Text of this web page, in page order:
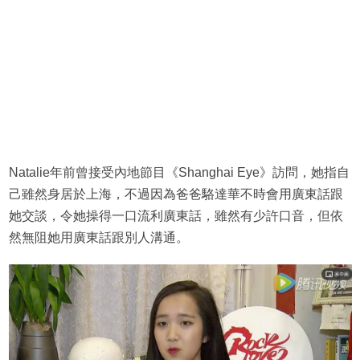
Natalie年前曾接受內地節目《Shanghai Eye》訪問，她指自
己雖然身居於上海，不過因為爸爸駱達華不時會用廣東話跟
她交談，令她操得一口流利廣東話，雖然有少許口音，但依
然無阻她用廣東話跟別人溝通。